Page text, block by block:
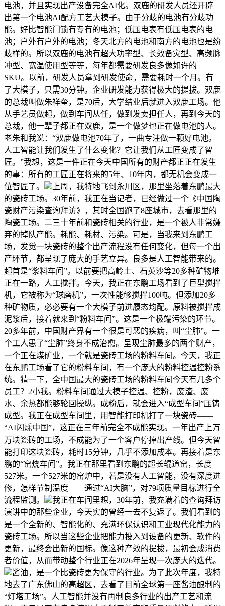
电池，并且实现出产设备完全AI化。双鹿的研发人员还开辟
出第一个电池AI配方工艺大模子。由于分歧的电池有分歧功
能。好比智能门锁有专有的电池；低压电表有低压电表的电
池；户外有户外的电池；冬天北方的电池和南方的电池也是纷
歧样的。所以双鹿的电池有超大功率型、长效备灾型、高频脉
冲型、宽温使用型等等，每年都需要研发良多像如许的
SKU。以前，研发人员拿到研发使命，需要耗时一个月。有
了大模子，只需30分钟。企业研发能力获得极大的提拔。双鹿
的总裁叫做朱祥奎，是70后，大学结业后就进入双鹿工场。他
从手艺员做起，做到车间从任，做到发卖担任人，再到今天的
总裁，他一辈子都正在双鹿，是一个做梦也正在做电池的人。
老朱和我说：“双鹿做电池70年了，一曲专注做一颗好电池。
人工智能让我们发生了什么变化？它让我们从工匠变成了智
匠。”我想，这是一件正在今天中国所有的财产都正正在发生
的事：所有的工匠正在将来的5年、10年内，都无机会变成一
位智匠了。
上周，我特地飞到永川区，那里坐落着东鹏最大
的瓷砖工场。30年前，我正在当记者，已经做过一个《中国陶
瓷财产污染查询拜访》，其时全国跑了8座城市，去看那里的
陶瓷工场。二三十年前和瓷砖相关的行业，是一个被人非常嫌
弃的掉队产能。耗能、耗材、污染。可是，当我来到东鹏工
场，发觉一块瓷砖的整个出产流程没有任何变化，但每一个出
产环节，都呈现了庞大的手艺立异。良多是人工智能带来的。
起首是“浆料车间”。以前要把高岭土、石英沙等20多种矿物堆
正在一路，人工搅拌。今天，我正在东鹏工场看到了巨型搅拌
机，它被称为“球磨机”，一次性能够搅拌100吨。但添加20多
种矿物质，必必要有一个大模子前进履态均配。原料被搅拌成
泥浆后，接着就来到“粉料车间”。这是一个极端污染的环节。
20多年前，中国财产界有一个很是可恶的疾病，叫“尘肺”。一
个工人患了“尘肺”终身不成治愈。呈现尘肺最多的两个财产，
一个正在煤矿业，一个就是瓷砖工场的粉料车间。今天，我正
在东鹏工场看了它的粉料车间，有一个庞大的粉料控温控粉系
统。猜一下，全中国最大的瓷砖工场的粉料车间今天有几多个
员工？2小我。粉料车间通过大模子控温、控粉，废渣、废
水、余热都能够轮回操纵。成粉后，就会进入“成型车间”压铸
成型。我正在成型车间里，用智能打印机打了一块瓷砖——
“AI闪烁中国”，这正在三年前完全不成能实现。一年出产上万
万块瓷砖的工场，不成能为了一个客户停掉出产线。但今天智
能打印这块瓷砖，耗时15分钟，几乎不添加成本。再接着是东
鹏的“窑烧车间”。我正在那里看到东鹏的超长辊道窑，长度
527米。一个527米的窑炉中，若是没有人工智能，没有深度进
修，怎样节制温度——通过“AI大脑”，对79项质量目标进行全
流程监测。
我正在车间里想，30年前，我充满着的查询拜访
演讲中的那些企业，今天实的曾经一去不复返了。我们看到的
是一个全新的、智能化的、充满环保认识和工业现代化能力的
瓷砖工场。所以当这些企业把能力投入到设备的更新、软件的
更新，最终会出新的国标。像这种产效的提拔，最初会成消费
者价值，从而带动整个行业正在2026年呈现一次庞大的迭代。
酱油，是一个比瓷砖更为保守的行业。为了此次年度，我特
地去了广东佛山的高超区，去看了目前全球第一座酱油酿制的
“灯塔工场”。人工智能并没有再制良多行业的出产工艺和流